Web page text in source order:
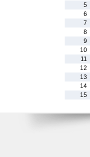
5
6
7
8
9
10
11
12
13
14
15